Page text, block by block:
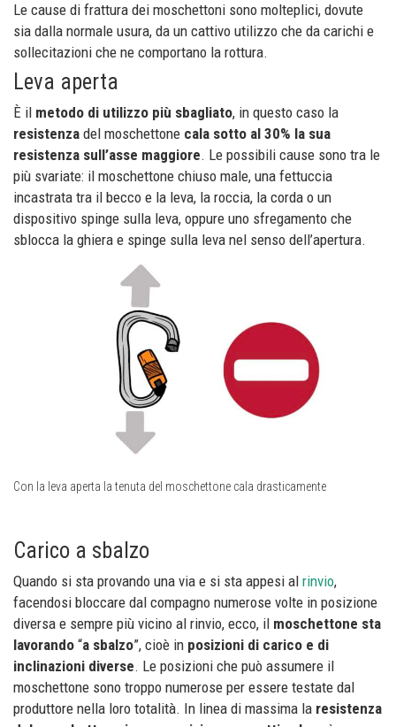
Le cause di frattura dei moschettoni sono molteplici, dovute
sia dalla normale usura, da un cattivo utilizzo che da carichi e
sollecitazioni che ne comportano la rottura.
Leva aperta
È il metodo di utilizzo più sbagliato, in questo caso la
resistenza del moschettone cala sotto al 30% la sua
resistenza sull’asse maggiore. Le possibili cause sono tra le
più svariate: il moschettone chiuso male, una fettuccia
incastrata tra il becco e la leva, la roccia, la corda o un
dispositivo spinge sulla leva, oppure uno sfregamento che
sblocca la ghiera e spinge sulla leva nel senso dell’apertura.
Con la leva aperta la tenuta del moschettone cala drasticamente
Carico a sbalzo
Quando si sta provando una via e si sta appesi al rinvio,
facendosi bloccare dal compagno numerose volte in posizione
diversa e sempre più vicino al rinvio, ecco, il moschettone sta
lavorando “a sbalzo”, cioè in posizioni di carico e di
inclinazioni diverse. Le posizioni che può assumere il
moschettone sono troppo numerose per essere testate dal
produttore nella loro totalità. In linea di massima la resistenza